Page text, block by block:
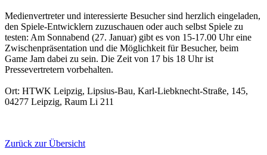
Medienvertreter und interessierte Besucher sind herzlich eingeladen,
den Spiele-Entwicklern zuzuschauen oder auch selbst Spiele zu
testen: Am Sonnabend (27. Januar) gibt es von 15-17.00 Uhr eine
Zwischenpräsentation und die Möglichkeit für Besucher, beim
Game Jam dabei zu sein. Die Zeit von 17 bis 18 Uhr ist
Pressevertretern vorbehalten.
Ort: HTWK Leipzig, Lipsius-Bau, Karl-Liebknecht-Straße, 145,
04277 Leipzig, Raum Li 211
Zurück zur Übersicht